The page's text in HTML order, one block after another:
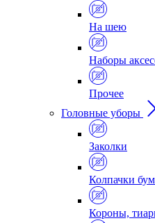
На шею
Наборы
Прочее
Головные уборы
Заколки
Колпачки
Короны,